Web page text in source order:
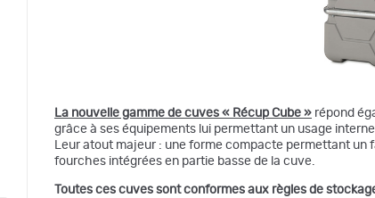
La nouvelle gamme de cuves « Récup Cube » répond
grâce à ses équipements lui permettant un usage
Leur atout majeur : une forme compacte permettant un
fourches intégrées en partie basse de la cuve.
Toutes ces cuves sont conformes aux règles de